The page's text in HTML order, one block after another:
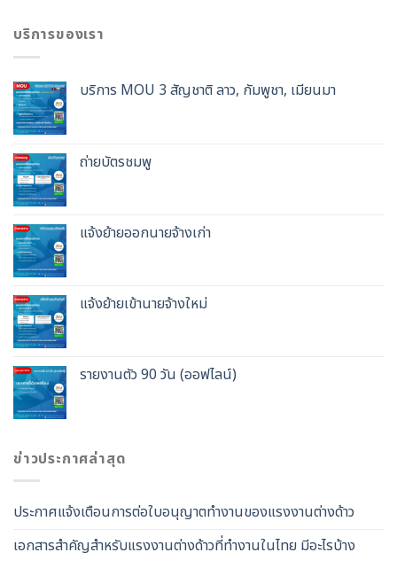
บริการของเรา
บริการ MOU 3 สัญชาติ ลาว, กัมพูชา, เมียนมา
ถ่ายบัตรชมพู
แจ้งย้ายออกนายจ้างเก่า
แจ้งย้ายเข้านายจ้างใหม่
รายงานตัว 90 วัน (ออฟไลน์)
ข่าวประกาศล่าสุด
ประกาศแจ้งเตือนการต่อใบอนุญาตทำงานของแรงงานต่างด้าว
เอกสารสำคัญสำหรับแรงงานต่างด้าวที่ทำงานในไทย มีอะไรบ้าง